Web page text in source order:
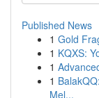
Published News
1 Gold
1 KQXS:
1
1
Mel...